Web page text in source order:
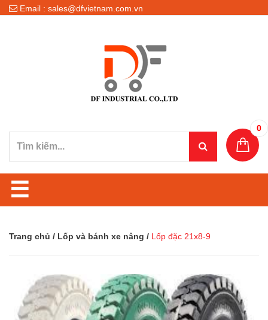
Email : sales@dfvietnam.com.vn
0
☰
Trang chủ / Lốp và bánh xe nâng / Lốp đặc 21x8-9